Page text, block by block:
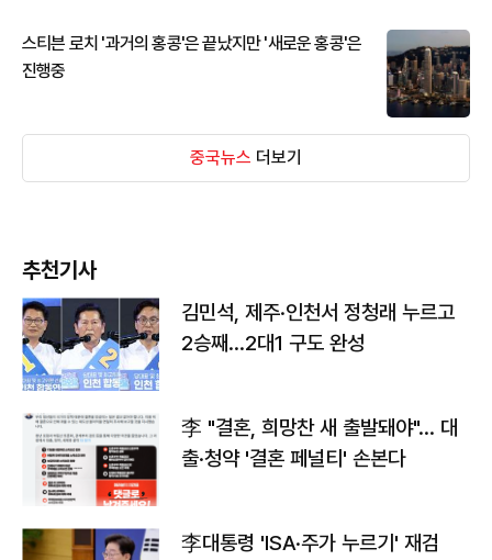
스티븐 로치 '과거의 홍콩'은 끝났지만 '새로운 홍콩'은
진행중
중국뉴스 더보기
추천기사
김민석, 제주·인천서 정청래 누르고
2승째…2대1 구도 완성
李 "결혼, 희망찬 새 출발돼야"… 대
출·청약 '결혼 페널티' 손본다
李대통령 'ISA·주가 누르기' 재검